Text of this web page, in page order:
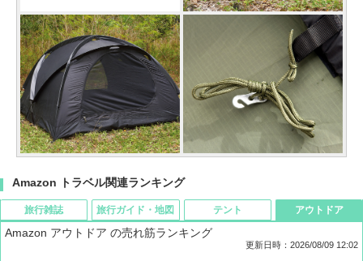
Amazon トラベル関連ランキング
旅行雑誌 旅行ガイド・地図 テント アウトドア
Amazon アウトドア の売れ筋ランキング
更新日時：2026/08/09 12:02